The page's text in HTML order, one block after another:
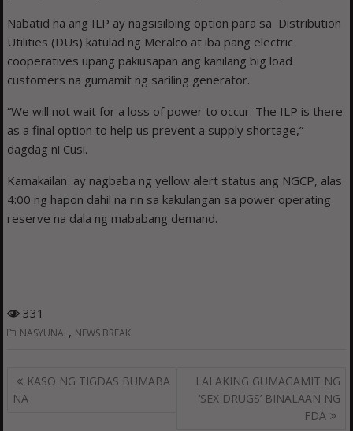
Nabatid na ang ILP ay nagsisilbing option para sa Distribution
Utilities (DUs) katulad ng Meralco at iba pang electric
cooperatives upang pakiusapan ang kanilang big load
customers na gumamit ng sariling generator.
“We will not wait for a loss of power to occur. The ILP is there
as a final option to help us prevent a supply shortage,”
dagdag ni Cusi.
Kamakailan ay nagbaba ng yellow alert status ang NGCP, alas
4:00 ng hapon dahil na rin sa kakulangan sa power operating
reserve na dala ng mababang demand.
331
NASYUNAL, NEWS BREAK
Post
navigation
KASO NG TIGDAS BUMABA
NA
LALAKING GUMAGAMIT NG
‘SEX DRUGS’ BINALAAN NG
FDA